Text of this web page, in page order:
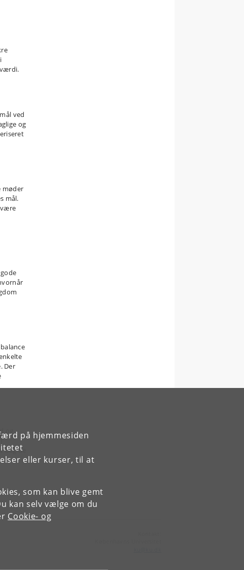
på hjemmesiden
eller kurser, til at
som kan blive gemt
kan selv vælge om du
Cookie- og
ved
og
møder
mål.
Der
de